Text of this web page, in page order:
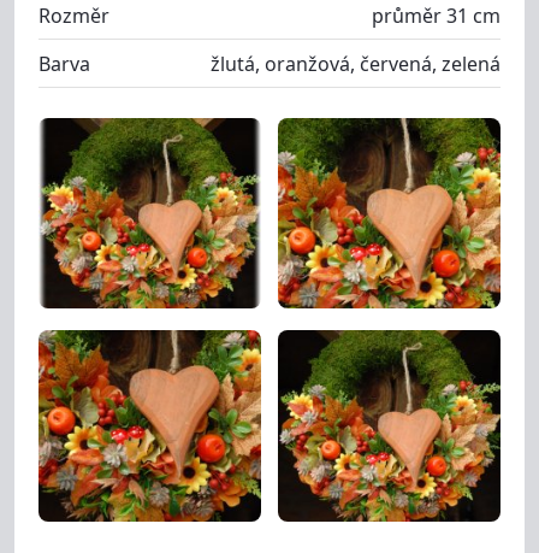
Rozměr
průměr 31 cm
Barva
žlutá, oranžová, červená, zelená